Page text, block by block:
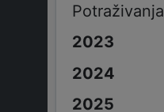
Potraživanja